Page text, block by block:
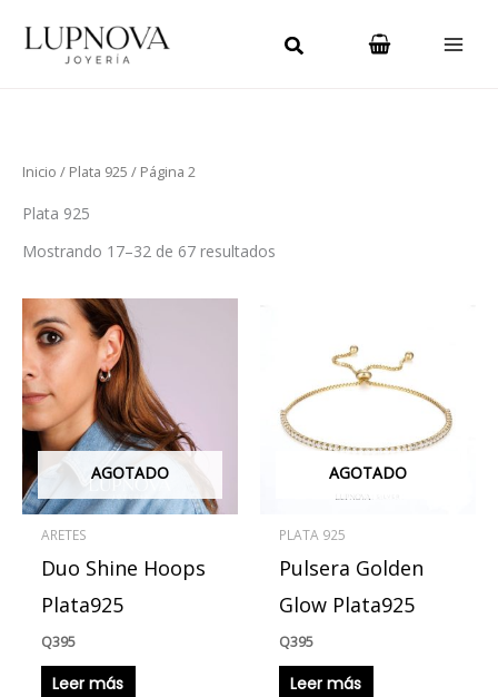
contenido
Inicio / Plata 925 / Página 2
Plata 925
Mostrando 17–32 de 67 resultados
los
últimos
AGOTADO
ARETES
Duo Shine Hoops
Plata925
Q395
Leer más
AGOTADO
PLATA 925
Pulsera Golden
Glow Plata925
Q395
Leer más